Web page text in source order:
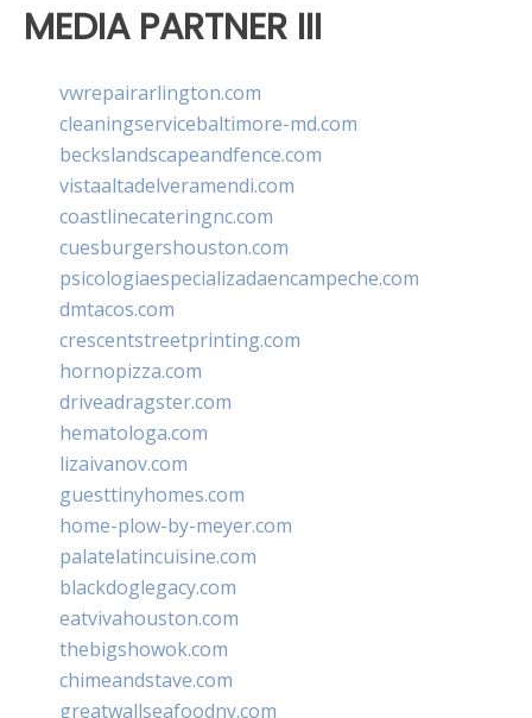
MEDIA PARTNER III
vwrepairarlington.com
cleaningservicebaltimore-md.com
beckslandscapeandfence.com
vistaaltadelveramendi.com
coastlinecateringnc.com
cuesburgershouston.com
psicologiaespecializadaencampeche.com
dmtacos.com
crescentstreetprinting.com
hornopizza.com
driveadragster.com
hematologa.com
lizaivanov.com
guesttinyhomes.com
home-plow-by-meyer.com
palatelatincuisine.com
blackdoglegacy.com
eatvivahouston.com
thebigshowok.com
chimeandstave.com
greatwallseafoodny.com